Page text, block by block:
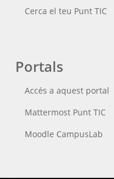
Cerca el teu Punt TIC
Portals
Accés a aquest portal
Mattermost Punt TIC
Moodle CampusLab